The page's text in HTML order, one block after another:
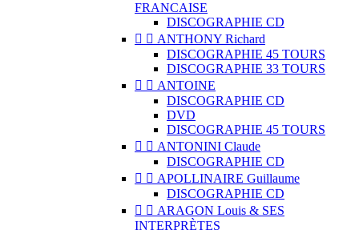
FRANCAISE
DISCOGRAPHIE CD
  ANTHONY Richard
DISCOGRAPHIE 45 TOURS
DISCOGRAPHIE 33 TOURS
  ANTOINE
DISCOGRAPHIE CD
DVD
DISCOGRAPHIE 45 TOURS
  ANTONINI Claude
DISCOGRAPHIE CD
  APOLLINAIRE Guillaume
DISCOGRAPHIE CD
  ARAGON Louis & SES
INTERPRÈTES